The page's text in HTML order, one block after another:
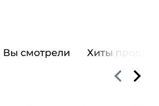
Вы смотрели Хиты продаж